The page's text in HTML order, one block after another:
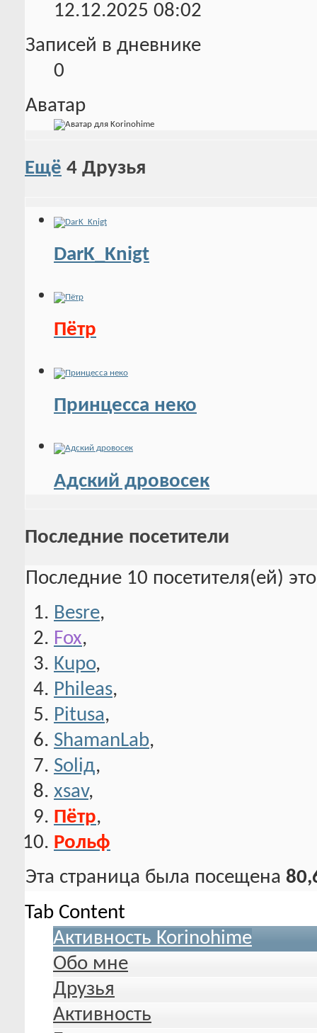
12.12.2025 08:02
Записей в дневнике
0
Аватар
Ещё 4 Друзья
DarK_Knigt
Пётр
Принцесса неко
Адский дровосек
Последние посетители
Последние 10 посетителя(ей)
Besre,
Fox,
Kupo,
Phileas,
Pitusa,
ShamanLab,
Soliд,
xsav,
Пётр,
Рольф
Эта страница была посещена
Tab Content
Активность Korinohime
Обо мне
Друзья
Активность